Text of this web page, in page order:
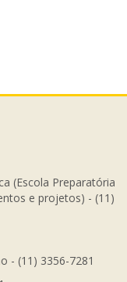
(Escola Preparatória
e projetos) - (11)
- (11) 3356-7281